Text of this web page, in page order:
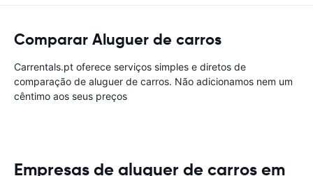
Comparar Aluguer de carros
Carrentals.pt oferece serviços simples e diretos de
comparação de aluguer de carros. Não adicionamos nem um
cêntimo aos seus preços
Empresas de aluguer de carros em